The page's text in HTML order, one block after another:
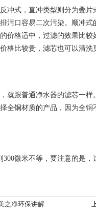
冲式，直冲类型则分为叠片
污口容易二次污染。顺冲式
价格适中，过滤的效果比较
格比较贵，滤芯也可以清洗
就跟普通净水器的滤芯一样
全铜材质的产品，因为全铜
微米不等，要注意的是，
之净环保讲解